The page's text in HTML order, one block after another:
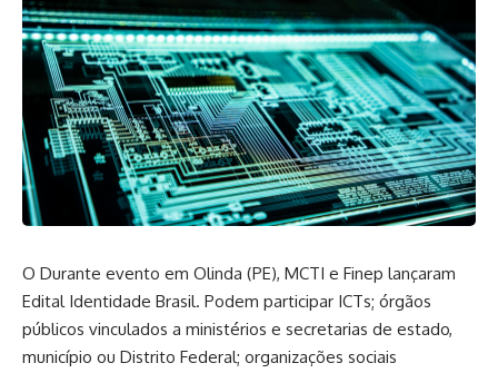
O Durante evento em Olinda (PE), MCTI e Finep lançaram
Edital Identidade Brasil. Podem participar ICTs; órgãos
públicos vinculados a ministérios e secretarias de estado,
município ou Distrito Federal; organizações sociais